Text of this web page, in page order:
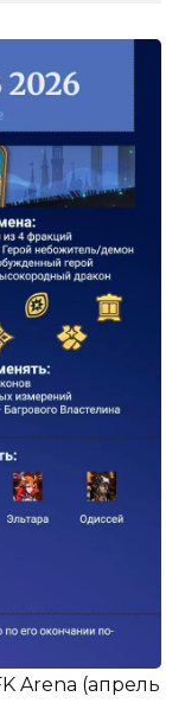
Arena (апрель